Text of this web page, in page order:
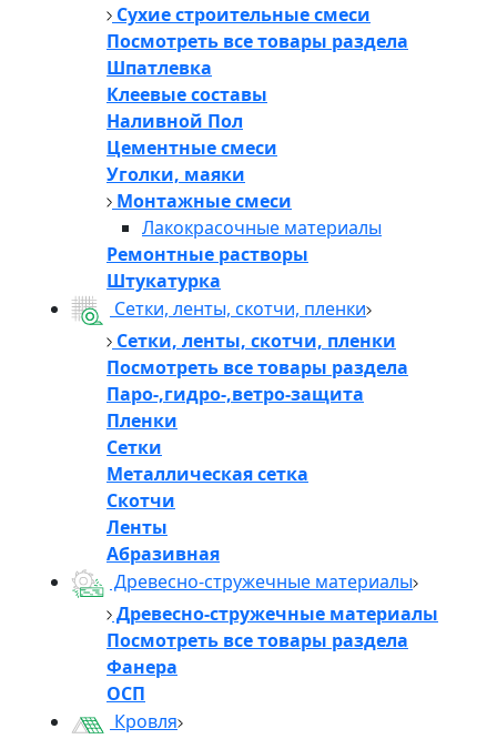
Сухие строительные смеси
Посмотреть все товары раздела
Шпатлевка
Клеевые составы
Наливной Пол
Цементные смеси
Уголки, маяки
Монтажные смеси
Лакокрасочные материалы
Ремонтные растворы
Штукатурка
Сетки, ленты, скотчи, пленки
Сетки, ленты, скотчи, пленки
Посмотреть все товары раздела
Паро-,гидро-,ветро-защита
Пленки
Сетки
Металлическая сетка
Скотчи
Ленты
Абразивная
Древесно-стружечные материалы
Древесно-стружечные материалы
Посмотреть все товары раздела
Фанера
ОСП
Кровля